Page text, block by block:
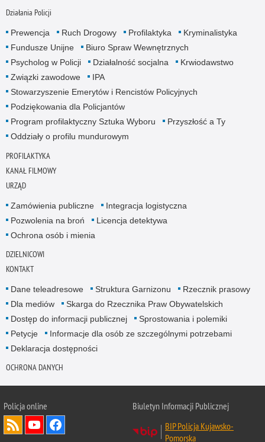
Działania Policji
Prewencja Ruch Drogowy Profilaktyka
Kryminalistyka
Fundusze Unijne
Biuro Spraw Wewnętrznych
Psycholog w Policji
Działalność socjalna
Krwiodawstwo
Związki zawodowe
IPA
Stowarzyszenie Emerytów i Rencistów Policyjnych
Podziękowania dla Policjantów
Program profilaktyczny Sztuka Wyboru
Przyszłość a Ty
Oddziały o profilu mundurowym
PROFILAKTYKA
KANAŁ FILMOWY
URZĄD
Zamówienia publiczne
Integracja logistyczna
Pozwolenia na broń
Licencja detektywa
Ochrona osób i mienia
DZIELNICOWI
KONTAKT
Dane teleadresowe Struktura Garnizonu
Rzecznik prasowy
Dla mediów
Skarga do Rzecznika Praw Obywatelskich
Dostęp do informacji publicznej
Sprostowania i polemiki
Petycje
Informacje dla osób ze szczególnymi potrzebami
Deklaracja dostępności
OCHRONA DANYCH
Policja online
Biuletyn Informacji Publicznej
BIP Policja Kujawsko-
Pomorska